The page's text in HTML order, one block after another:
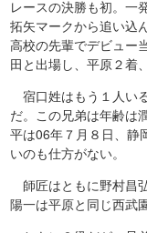
レースの決勝も初。一
拓矢マークから追い込
高校の先輩でデビュー
田と出場し、平原２着
宿口姓はもう１人い
だ。この兄弟は年齢は
平は06年７月８日、静
いのも仕方がない。
師匠はともに野村昌
陽一は平原と同じ西武